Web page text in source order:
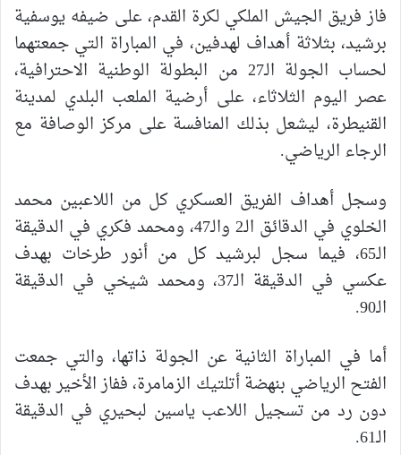
فاز فريق الجيش الملكي لكرة القدم، على ضيفه يوسفية
برشيد، بثلاثة أهداف لهدفين، في المباراة التي جمعتهما
لحساب الجولة الـ27 من البطولة الوطنية الاحترافية،
عصر اليوم الثلاثاء، على أرضية الملعب البلدي لمدينة
القنيطرة، ليشعل بذلك المنافسة على مركز الوصافة مع
الرجاء الرياضي.
وسجل أهداف الفريق العسكري كل من اللاعبين محمد
الخلوي في الدقائق الـ2 والـ47، ومحمد فكري في الدقيقة
الـ65، فيما سجل لبرشيد كل من أنور طرخات بهدف
عكسي في الدقيقة الـ37، ومحمد شيخي في الدقيقة
الـ90.
أما في المباراة الثانية عن الجولة ذاتها، والتي جمعت
الفتح الرياضي بنهضة أتلتيك الزمامرة، ففاز الأخير بهدف
دون رد من تسجيل اللاعب ياسين لبحيري في الدقيقة
الـ61.